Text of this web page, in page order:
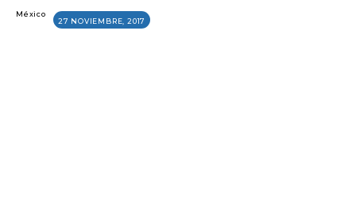
México
27 NOVIEMBRE, 2017